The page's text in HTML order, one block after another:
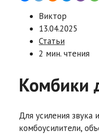
Виктор
13.04.2025
Статьи
2 мин. чтения
Комбики
Для усиления звука
комбоусилители,